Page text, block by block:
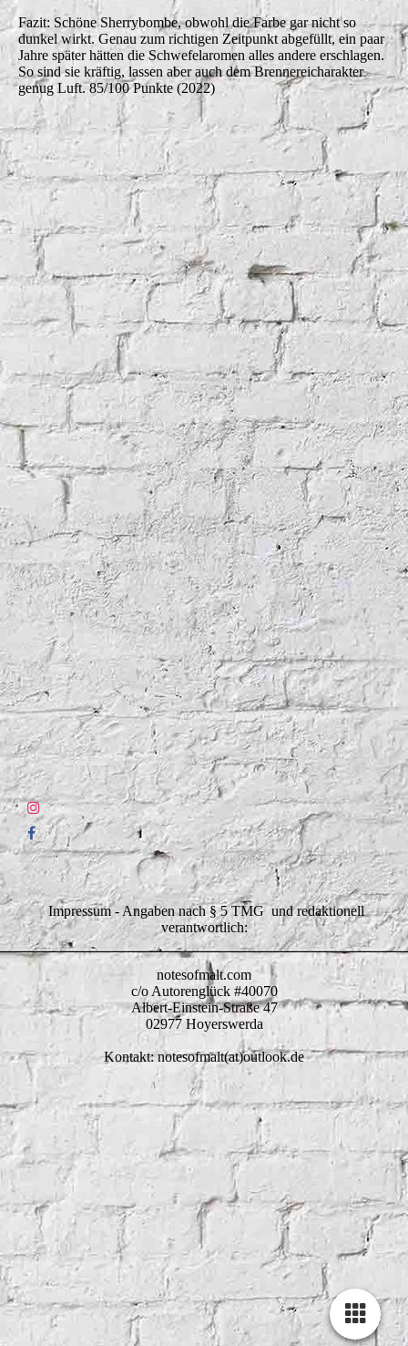
Fazit: Schöne Sherrybombe, obwohl die Farbe gar nicht so
dunkel wirkt. Genau zum richtigen Zeitpunkt abgefüllt, ein paar
Jahre später hätten die Schwefelaromen alles andere erschlagen.
So sind sie kräftig, lassen aber auch dem Brennereicharakter
genug Luft. 85/100 Punkte (2022)
Impressum - Angaben nach § 5 TMG und redaktionell
verantwortlich:
notesofmalt.com
c/o Autorenglück #40070
Albert-Einstein-Straße 47
02977 Hoyerswerda
Kontakt: notesofmalt(at)outlook.de